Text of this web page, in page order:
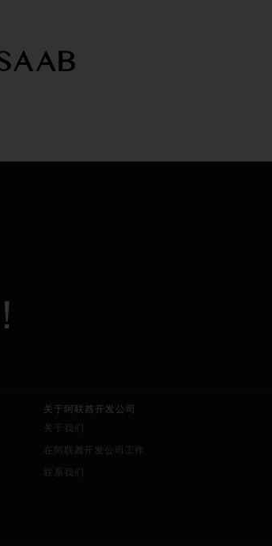
关于阿联酋开发公司
关于我们
在阿联酋开发公司工作
联系我们